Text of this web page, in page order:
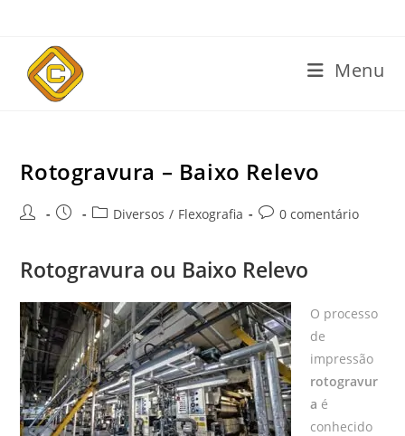
Menu
Rotogravura – Baixo Relevo
Diversos / Flexografia 0 comentário
Rotogravura ou Baixo Relevo
O processo
de
impressão
rotogravur
a é
conhecido